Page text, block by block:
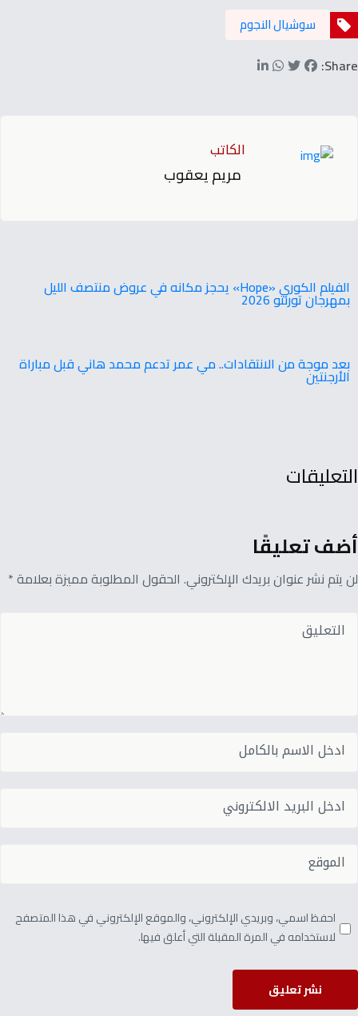
سوشيال النجوم
Share:
الكاتب
مريم يعقوب
‬بمهرجان‭ ‬تورنتو ‭ ‬2026
بعد موجة من الانتقادات.. مي عمر تدعم محمد هاني قبل مباراة
الأرجنتين
التعليقات
أضف تعليقًا
لن يتم نشر عنوان بريدك الإلكتروني. الحقول المطلوبة مميزة بعلامة *
احفظ اسمي، وبريدي الإلكتروني، والموقع الإلكتروني في هذا المتصفح
لاستخدامه في المرة المقبلة التي أعلق فيها.
نشر تعليق